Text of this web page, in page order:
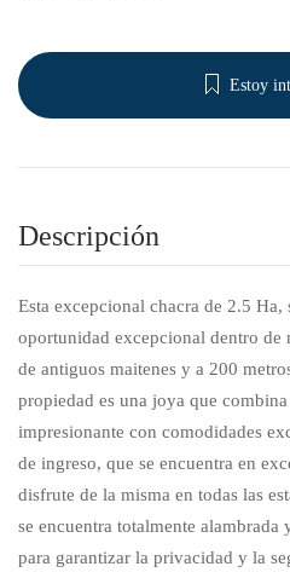
Estoy
Descripción
Esta excepcional chacra de 2.5 Ha,
oportunidad excepcional dentro de
de antiguos maitenes y a 200
propiedad es una joya que
impresionante con comodidades
de ingreso, que se encuentra en
disfrute de la misma en todas las
se encuentra totalmente alambrada
para garantizar la privacidad y la